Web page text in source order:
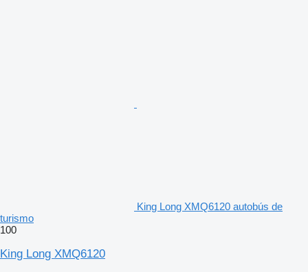
King Long XMQ6120 autobús de
turismo
100
King Long XMQ6120